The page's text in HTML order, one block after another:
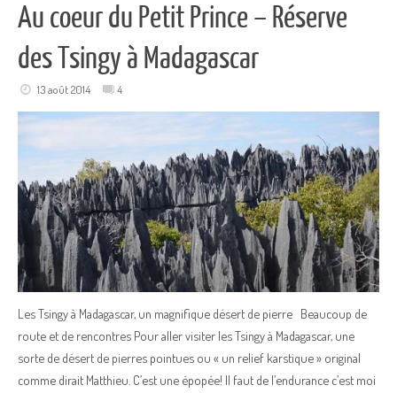
Au coeur du Petit Prince – Réserve
des Tsingy à Madagascar
13 août 2014 4
Les Tsingy à Madagascar, un magnifique désert de pierre Beaucoup de
route et de rencontres Pour aller visiter les Tsingy à Madagascar, une
sorte de désert de pierres pointues ou « un relief karstique » original
comme dirait Matthieu. C’est une épopée! Il faut de l’endurance c’est moi